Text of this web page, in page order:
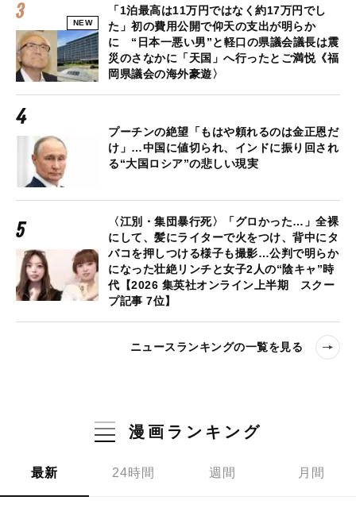
NEW
「1泊最高は11万円ではなく約17万円でし
た」初の費用公開で仰天の支出が明らか
に “日本一悪い男”と軽口の県議会議長は震
災のさなかに「天国」へ行ったとご満悦《福
岡県議会の海外豪遊〉
プーチンの絶望「もはや頼れるのは金正恩だ
け」…中国に値切られ、インドに振り回され
る“大国ロシア”の悲しい現実
〈江別・集団暴行死〉「グロかった…」全裸
にして、髪にライターで火をつけ、背中にタ
バコを押しつける様子も撮影…公判で明らか
になった壮絶リンチと女子2人の“陰キャ”時
代【2026 集英社オンライン上半期 スクー
プ記事 7位】
ニュースランキングの一覧を見る
漫画ランキング
最新 24時間 週間 月間